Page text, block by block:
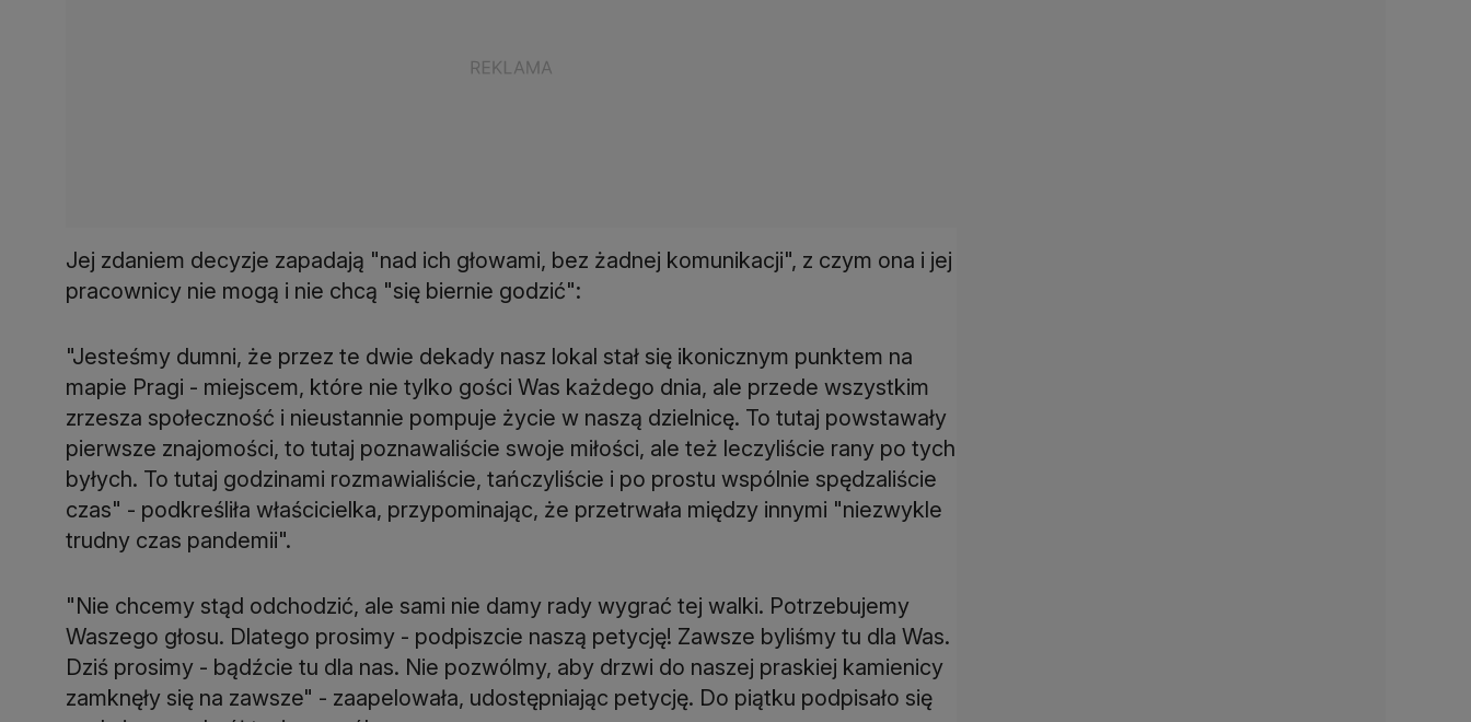
Jej zdaniem decyzje zapadają "nad ich głowami, bez żadnej komunikacji", z czym ona i jej
pracownicy nie mogą i nie chcą "się biernie godzić":
"Jesteśmy dumni, że przez te dwie dekady nasz lokal stał się ikonicznym punktem na
mapie Pragi - miejscem, które nie tylko gości Was każdego dnia, ale przede wszystkim
zrzesza społeczność i nieustannie pompuje życie w naszą dzielnicę. To tutaj powstawały
pierwsze znajomości, to tutaj poznawaliście swoje miłości, ale też leczyliście rany po tych
byłych. To tutaj godzinami rozmawialiście, tańczyliście i po prostu wspólnie spędzaliście
czas" - podkreśliła właścicielka, przypominając, że przetrwała między innymi "niezwykle
trudny czas pandemii".
"Nie chcemy stąd odchodzić, ale sami nie damy rady wygrać tej walki. Potrzebujemy
Waszego głosu. Dlatego prosimy - podpiszcie naszą petycję! Zawsze byliśmy tu dla Was.
Dziś prosimy - bądźcie tu dla nas. Nie pozwólmy, aby drzwi do naszej praskiej kamienicy
zamknęły się na zawsze" - zaapelowała, udostępniając petycję. Do piątku podpisało się